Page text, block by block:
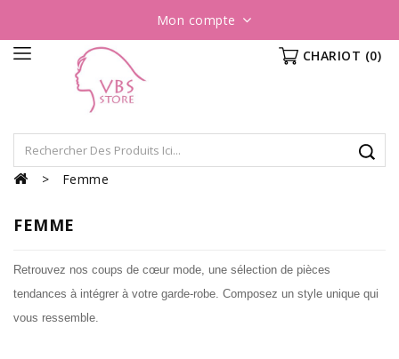
Mon compte
CHARIOT (0)
Femme
FEMME
Retrouvez nos coups de cœur mode, une sélection de pièces
tendances à intégrer à votre garde-robe. Composez un style unique qui
vous ressemble.